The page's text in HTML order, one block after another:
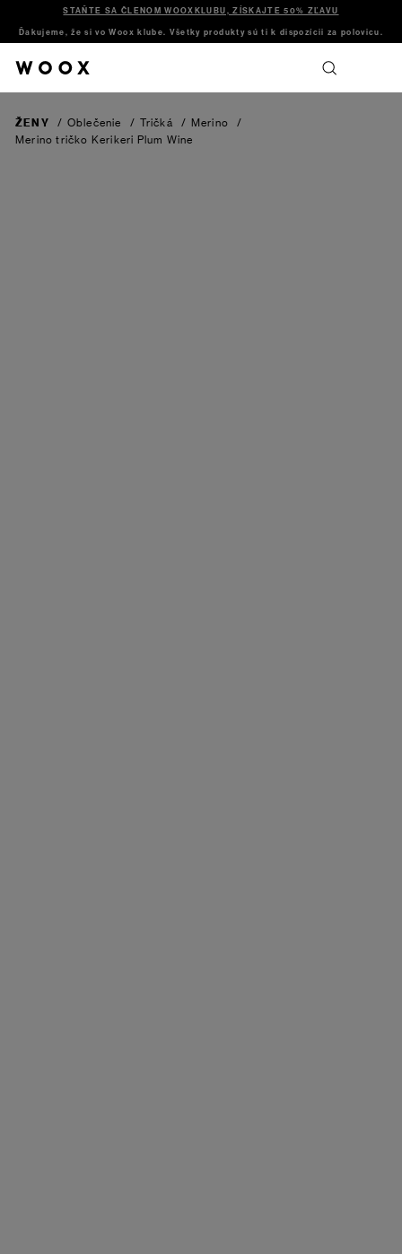
STAŇTE SA ČLENOM WOOXKLUBU, ZÍSKAJTE 50% ZĽAVU
Ďakujeme, že si vo Woox klube. Všetky produkty sú ti k dispozícii za polovicu.
ŽENY / Oblečenie / Tričká / Merino
/
Merino tričko Kerikeri Plum Wine